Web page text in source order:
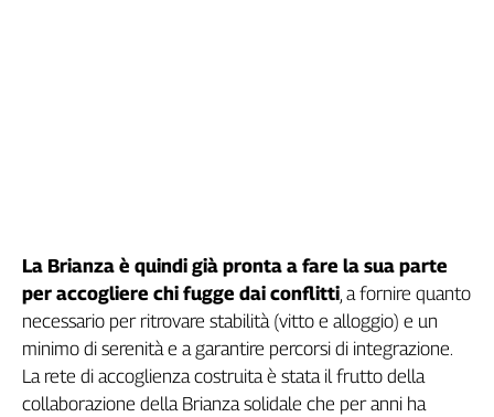
Work
in
Progress
L'Italia
nel
Lavoro
La Brianza è quindi già pronta a fare la sua parte
per accogliere chi fugge dai conflitti, a fornire quanto
necessario per ritrovare stabilità (vitto e alloggio) e un
minimo di serenità e a garantire percorsi di integrazione.
La rete di accoglienza costruita è stata il frutto della
collaborazione della Brianza solidale che per anni ha